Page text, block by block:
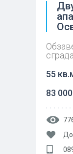
сграда
55
83